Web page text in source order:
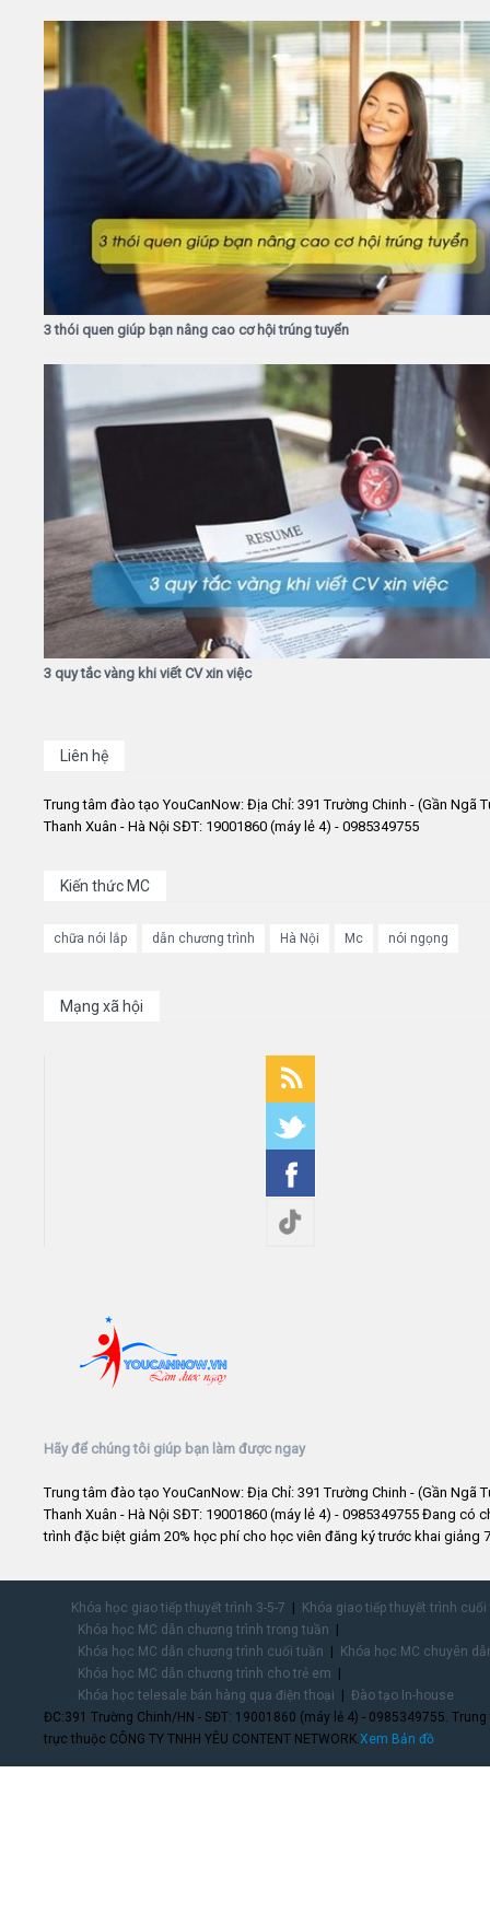
3 thói quen giúp bạn nâng cao cơ hội trúng tuyển
3 quy tắc vàng khi viết CV xin việc
Liên hệ
Trung tâm đào tạo YouCanNow: Địa Chỉ: 391 Trường Chinh - (Gần Ngã
Thanh Xuân - Hà Nội SĐT: 19001860 (máy lẻ 4) - 0985349755
Kiến thức MC
chữa nói lắp dẫn chương trình Hà Nội Mc nói ngọng
Mạng xã hội
Hãy để chúng tôi giúp bạn làm được ngay
Trung tâm đào tạo YouCanNow: Địa Chỉ: 391 Trường Chinh - (Gần Ngã
Thanh Xuân - Hà Nội SĐT: 19001860 (máy lẻ 4) - 0985349755 Đang có
trình đặc biệt giảm 20% học phí cho học viên đăng ký trước khai giảng
Khóa học giao tiếp thuyết trình 3-5-7
Khóa giao tiếp thuyết trình
Khóa học MC dẫn chương trình trong tuần
Khóa học MC dẫn chương trình cuối tuần
Khóa học MC chuyên
Khóa học MC dẫn chương trình cho trẻ em
Khóa học telesale bán hàng qua điện thoại
Đào tạo In-house
ĐC:391 Trường Chinh/HN - SĐT: 19001860 (máy lẻ 4) - 0985349755.
trực thuộc CÔNG TY TNHH YÊU CONTENT NETWORK.Xem Bản đồ